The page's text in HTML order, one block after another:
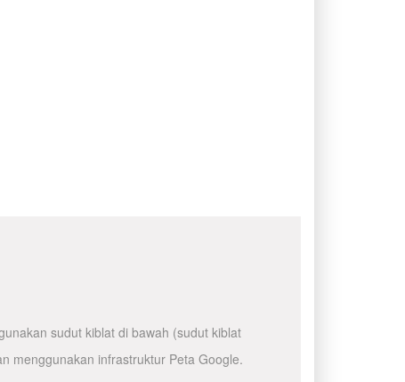
sudut kiblat di bawah (sudut kiblat
menggunakan infrastruktur Peta Google.